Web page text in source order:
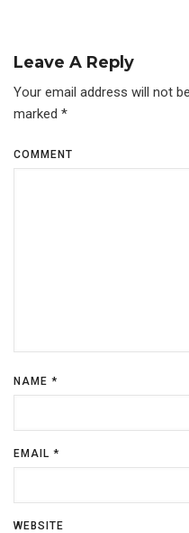
Leave A Reply
Your email address will not
marked *
COMMENT
NAME *
EMAIL *
WEBSITE